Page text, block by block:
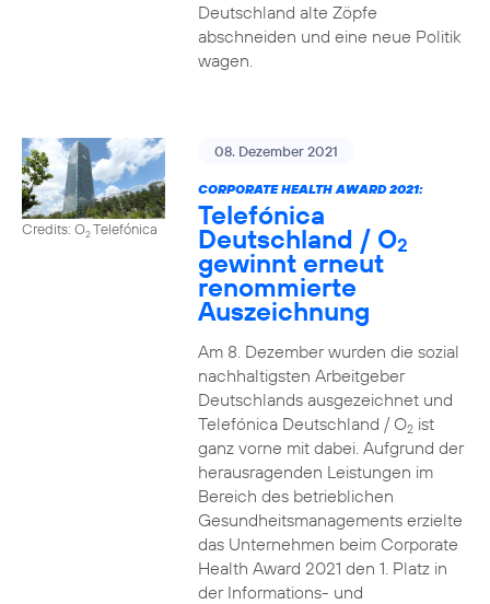
Deutschland alte Zöpfe
abschneiden und eine neue Politik
wagen.
Credits: O2Telefónica
08. Dezember 2021
CORPORATE HEALTH AWARD 2021:
Telefónica
Deutschland / O2
gewinnt erneut
renommierte
Auszeichnung
Am 8. Dezember wurden die sozial
nachhaltigsten Arbeitgeber
Deutschlands ausgezeichnet und
Telefónica Deutschland / O2ist
ganz vorne mit dabei. Aufgrund der
herausragenden Leistungen im
Bereich des betrieblichen
Gesundheitsmanagements erzielte
das Unternehmen beim Corporate
Health Award 2021 den 1. Platz in
der Informations- und